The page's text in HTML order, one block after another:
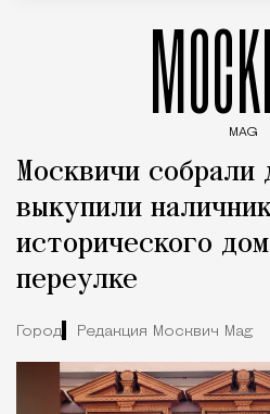
MAG
Москвичи собрали
выкупили
исторического
переулке
Город Редакция Москвич Mag